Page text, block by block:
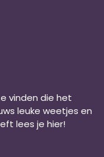
vinden die het
leuke weetjes en
lees je hier!